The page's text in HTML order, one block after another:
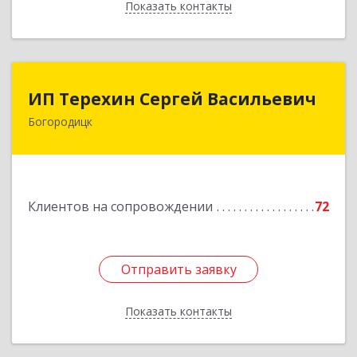
Показать контакты
Назад
ИП Терехин Сергей Васильевич
Богородицк
Клиентов на сопровождении 72
Отправить заявку
Показать контакты
ИП Терехин Сергей Васильевич
301831, Тульская обл, Богородицкий р-н,
Отправить заявку
Назад